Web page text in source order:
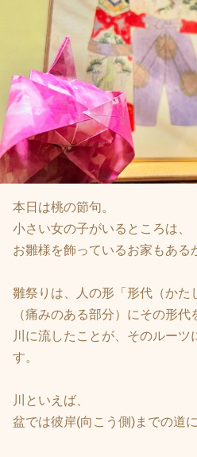
本日は桃の節句。
小さい女の子がいるところは、
お雛様を飾っているお家もある
雛祭りは、人の形「形代（かた
（痛みのある部分）にその形
川に流したことが、そのルーツ
す。
川といえば、
盆では彼岸(向こう側)までの道